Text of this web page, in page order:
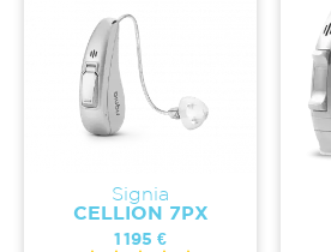
Signia
CELLION 7PX
1 195 €